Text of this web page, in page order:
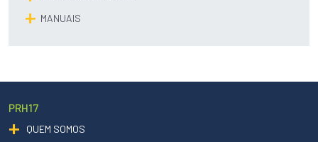
MANUAIS
PRH17
QUEM SOMOS